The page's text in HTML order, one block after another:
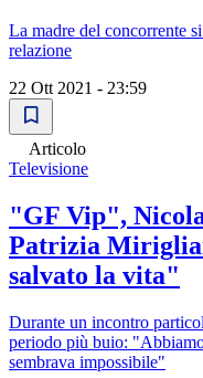
La madre del concorrente
relazione
22 Ott 2021 - 23:59
Articolo
Televisione
"GF Vip",
Patrizia
salvato la vita"
Durante un incontro
periodo più buio:
sembrava impossibile"